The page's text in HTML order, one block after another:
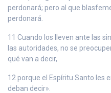
perdonará; pero al que
perdonará.
11 Cuando los lleven ante las
las autoridades, no se
qué van a decir,
12 porque el Espíritu Santo les
deban decir».